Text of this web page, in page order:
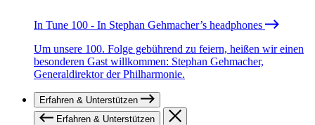
In Tune 100 - In Stephan Gehmacher’s headphones
Um unsere 100. Folge gebührend zu feiern, heißen wir einen
besonderen Gast willkommen: Stephan Gehmacher,
Generaldirektor der Philharmonie.
Erfahren & Unterstützen
Erfahren & Unterstützen